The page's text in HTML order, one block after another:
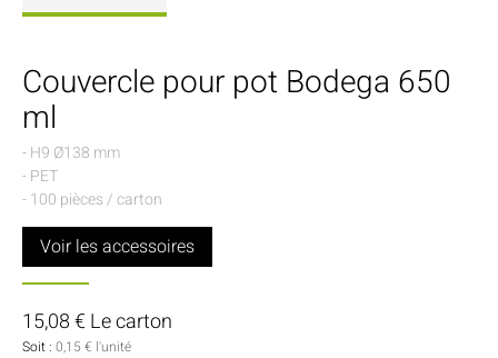
Couvercle pour pot Bodega 650
ml
- H9 Ø138 mm
- PET
- 100 pièces / carton
Voir les accessoires
15,08 € Le carton
Soit : 0,15 € l'unité